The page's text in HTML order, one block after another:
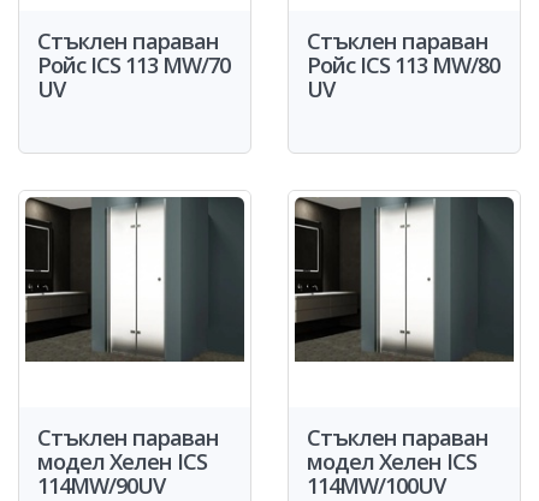
Стъклен параван
Ройс ICS 113 MW/70
UV
Стъклен параван
Ройс ICS 113 MW/80
UV
Стъклен параван
модел Хелен ICS
114MW/90UV
Стъклен параван
модел Хелен ICS
114MW/100UV